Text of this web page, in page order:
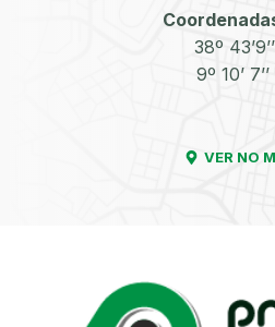
38º
9º 10’
VER NO
Kit Distribuição